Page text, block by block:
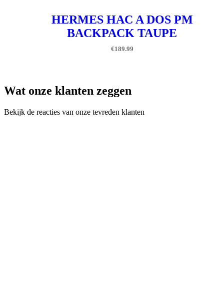
HERMES HAC A DOS PM
BACKPACK TAUPE
€189.99
Wat onze klanten zeggen
Bekijk de reacties van onze tevreden klanten